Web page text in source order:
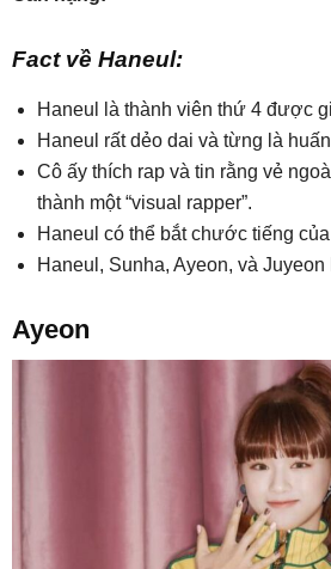
Fact về Haneul:
Haneul là thành viên thứ 4 được
Haneul rất dẻo dai và từng là
Cô ấy thích rap và tin rằng vẻ
thành một “visual rapper”.
Haneul có thể bắt chước tiếng
Haneul, Sunha, Ayeon, và
Ayeon